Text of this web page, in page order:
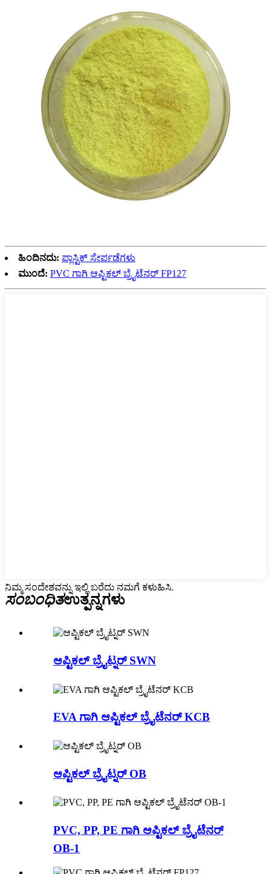
ಹಿಂದಿನದು: ಪ್ಲಾಸ್ಟಿಕ್ ಸೇರ್ಪಡೆಗಳು
ಮುಂದೆ: PVC ಗಾಗಿ ಆಪ್ಟಿಕಲ್ ಬ್ರೈಟೆನರ್ FP127
ನಿಮ್ಮ ಸಂದೇಶವನ್ನು ಇಲ್ಲಿ ಬರೆದು ನಮಗೆ ಕಳುಹಿಸಿ.
ಸಂಬಂಧಿತಉತ್ಪನ್ನಗಳು
ಆಪ್ಟಿಕಲ್ ಬ್ರೈಟ್ನರ್ SWN
EVA ಗಾಗಿ ಆಪ್ಟಿಕಲ್ ಬ್ರೈಟೆನರ್ KCB
ಆಪ್ಟಿಕಲ್ ಬ್ರೈಟ್ನರ್ OB
PVC, PP, PE ಗಾಗಿ ಆಪ್ಟಿಕಲ್ ಬ್ರೈಟೆನರ್
OB-1